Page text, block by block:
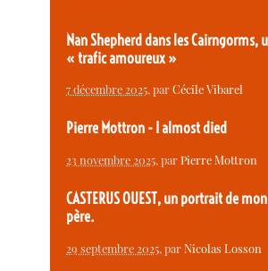
Nan Shepherd dans les Cairngorms,
« trafic amoureux »
7 décembre 2025, parCécile Vibarel
Pierre Mottron - I almost died
23 novembre 2025, parPierre Mottron
CASTERUS OUEST, un portrait de mon
père.
29 septembre 2025, parNicolas Losson